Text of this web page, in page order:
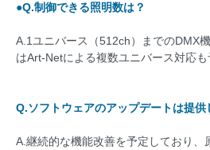
●Q.制御できる照明数は？
A.1ユニバース（512ch）までのDMX
はArt-Netによる複数ユニバース対応も
Q.ソフトウェアのアップデートは提供
A.継続的な機能改善を予定しており、